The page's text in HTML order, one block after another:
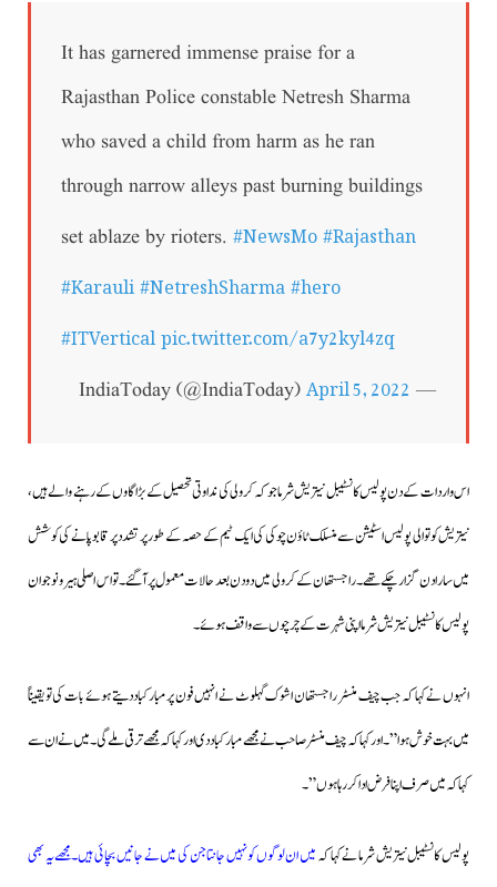
It has garnered immense praise for a
Rajasthan Police constable Netresh Sharma
who saved a child from harm as he ran
through narrow alleys past burning buildings
set ablaze by rioters. #NewsMo#Rajasthan
#Karauli#NetreshSharma#hero
#ITVerticalpic.twitter.com/a7y2kyl4zq
— IndiaToday (@IndiaToday)
April 5, 2022
اس واردات کے دن پولیس کانسٹیبل نیتریش شرما جو کہ کرولی کی نداوتی تحصیل کے بڑا گاوں کے رہنے والے ہیں،
نیتریش کوتوالی پولیس اسٹیشن سے منسلک ٹاؤن چوکی کی ایک ٹیم کے حصہ کے طور پر تشدد پر قابو پانے کی کوشش
میں سارا دن گزار چکے تھے۔راجستھان کے کرولی میں دو دن بعد حالات معمول پر آگئے۔تو اس اصلی ہیرو نوجوان
پولیس کانسٹیبل نیتریش شرما اپنی شہرت کے چرچوں سے واقف ہوئے۔
انہوں نے کہا کہ جب چیف منسٹر راجستھان اشوک گہلوٹ نے انہیں فون پر مبارکباد دیتے ہوئے بات کی تو یقیناً
میں بہت خوش ہوا”۔ اور کہا کہ چیف منسٹر صاحب نے مجھے مبارکباد دی اور کہا کہ مجھے ترقی ملے گی۔میں نے ان سے
کہا کہ میں صرف اپنا فرض اداکررہا ہوں”۔
پولیس کانسٹیبل نیتریش شرما نے کہا کہمیں ان لوگوں کونہیں جانتا جن کی میں نے جانیں بچائی ہیں۔مجھے یہ بھی